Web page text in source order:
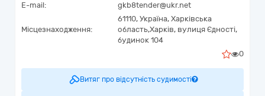
E-mail:
gkb8tender@ukr.net
Місцезнаходження:
61110, Україна, Харківська
область,Харків, вулиця Єдності,
будинок 104
0
Витяг про відсутність судимості